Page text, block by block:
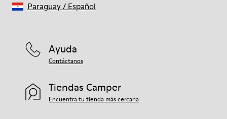
Ayuda
Contáctanos
Tiendas Camper
Encuentra tu tienda más cercana
Paraguay/ Español